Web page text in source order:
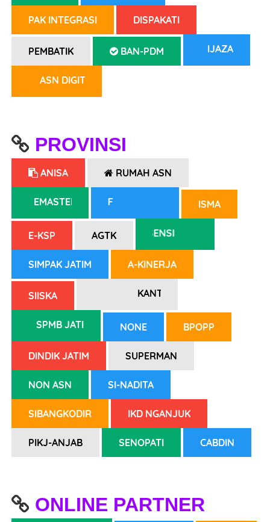
PAK INTEGRASI DISPAKATI
PEMBATIK BAN-PDM IJAZAH
ASN DIGITAL
PROVINSI
ANISA RUMAH ASN
EMASTER EMASTER/FISMA
E-KSP AGTK PRESENSI
SIMPAK JATIM A-KINERJA
SIISKA KANTOR SPMB
SPMB JATIM NONE BPOPP
DINDIK JATIM SUPERMAN
NON ASN SI-NADITA
SIBANGKODIR IKD NGANJUK
PIKJ-ANJAB SENOPATI CABDIN
ONLINE PARTNER